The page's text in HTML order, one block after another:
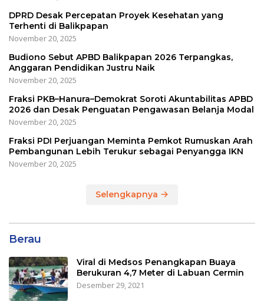
DPRD Desak Percepatan Proyek Kesehatan yang
Terhenti di Balikpapan
November 20, 2025
Budiono Sebut APBD Balikpapan 2026 Terpangkas,
Anggaran Pendidikan Justru Naik
November 20, 2025
Fraksi PKB–Hanura–Demokrat Soroti Akuntabilitas APBD
2026 dan Desak Penguatan Pengawasan Belanja Modal
November 20, 2025
Fraksi PDI Perjuangan Meminta Pemkot Rumuskan Arah
Pembangunan Lebih Terukur sebagai Penyangga IKN
November 20, 2025
Selengkapnya
Berau
Viral di Medsos Penangkapan Buaya
Berukuran 4,7 Meter di Labuan Cermin
Desember 29, 2021